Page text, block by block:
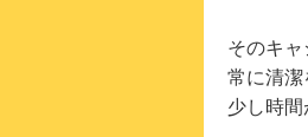
そのキャ
常に清潔
少し時間